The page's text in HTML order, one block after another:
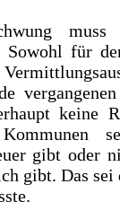
Sowohl für
keine
gibt oder
gibt. Das sei